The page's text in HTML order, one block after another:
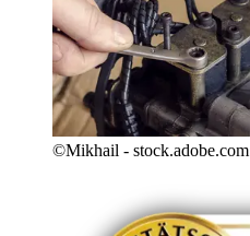
©Mikhail - stock.adobe.com